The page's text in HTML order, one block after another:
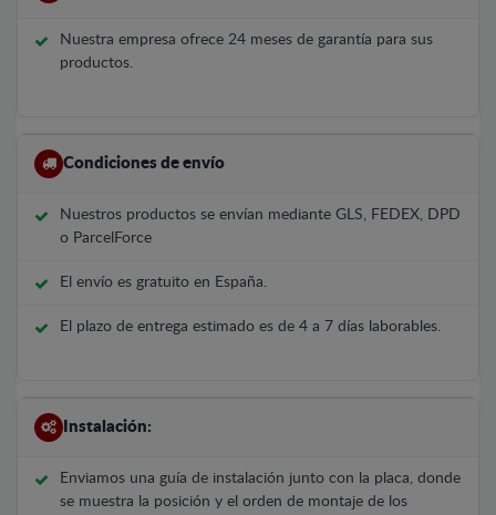
Nuestra empresa ofrece 24 meses de garantía para sus
productos.
Condiciones de envío
Nuestros productos se envían mediante GLS, FEDEX, DPD
o ParcelForce
El envío es gratuito en España.
El plazo de entrega estimado es de 4 a 7 días laborables.
Instalación:
Enviamos una guía de instalación junto con la placa, donde
se muestra la posición y el orden de montaje de los